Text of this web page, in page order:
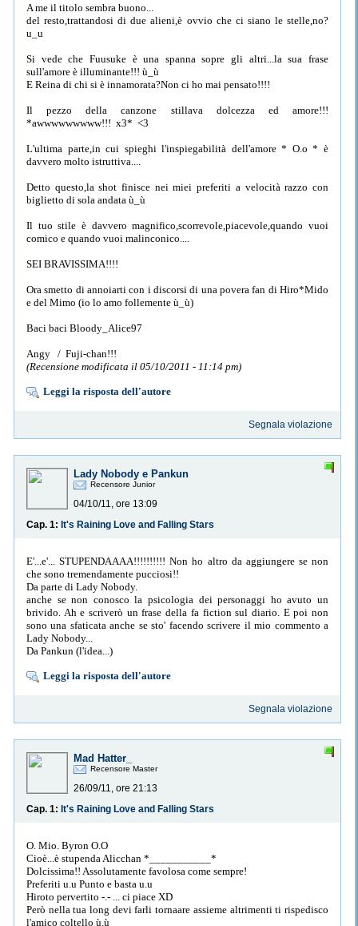
A me il titolo sembra buono...
del resto,trattandosi di due alieni,è ovvio che ci siano le stelle,no?
u_u
Si vede che Fuusuke è una spanna sopre gli altri...la sua frase
sull'amore è illuminante!!! ù_ù
E Reina di chi si è innamorata?Non ci ho mai pensato!!!!
Il pezzo della canzone stillava dolcezza ed amore!!!
*awwwwwwwww!!! x3* <3
L'ultima parte,in cui spieghi l'inspiegabilità dell'amore * O.o * è
davvero molto istruttiva....
Detto questo,la shot finisce nei miei preferiti a velocità razzo con
biglietto di sola andata ù_ù
Il tuo stile è davvero magnifico,scorrevole,piacevole,quando vuoi
comico e quando vuoi malinconico....
SEI BRAVISSIMA!!!!
Ora smetto di annoiarti con i discorsi di una povera fan di Hiro*Mido
e del Mimo (io lo amo follemente ù_ù)
Baci baci Bloody_Alice97
Angy / Fuji-chan!!!
(Recensione modificata il 05/10/2011 - 11:14 pm)
Leggi la risposta dell'autore
Segnala violazione
Lady Nobody e Pankun
Recensore Junior
04/10/11, ore 13:09
Cap. 1: It's Raining Love and Falling Stars
E'...e'... STUPENDAAAA!!!!!!!!!! Non ho altro da aggiungere se non
che sono tremendamente pucciosi!!
Da parte di Lady Nobody.
anche se non conosco la psicologia dei personaggi ho avuto un
brivido. Ah e scriverò un frase della fa fiction sul diario. E poi non
sono una sfaticata anche se sto' facendo scrivere il mio commento a
Lady Nobody...
Da Pankun (l'idea...)
Leggi la risposta dell'autore
Segnala violazione
Mad Hatter_
Recensore Master
26/09/11, ore 21:13
Cap. 1: It's Raining Love and Falling Stars
O. Mio. Byron O.O
Cioè...è stupenda Alicchan *___________*
Dolcissima!! Assolutamente favolosa come sempre!
Preferiti u.u Punto e basta u.u
Hiroto pervertito -.- ... ci piace XD
Però nella tua long devi farli tornaare assieme altrimenti ti rispedisco
l'amico coltello ù.ù